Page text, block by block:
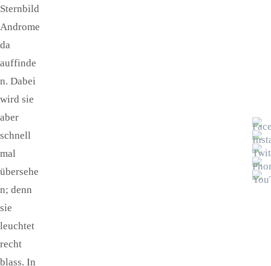
Sternbild
Androme
da
auffinde
n. Dabei
wird sie
aber
schnell
mal
übersehe
n; denn
sie
leuchtet
recht
blass. In